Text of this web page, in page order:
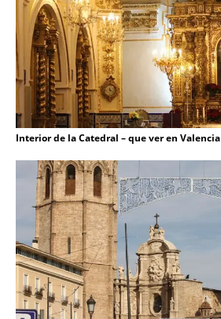
Interior de la Catedral – que ver en Valencia